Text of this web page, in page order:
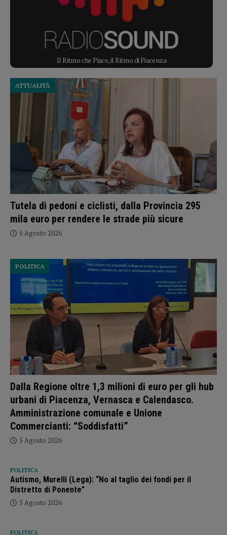
Il Ritmo che Piace, il Ritmo di Piacenza
Tutela di pedoni e ciclisti, dalla Provincia 295
mila euro per rendere le strade più sicure
ATTUALITÀ
5 Agosto 2026
Dalla Regione oltre 1,3 milioni di euro per gli hub
urbani di Piacenza, Vernasca e Calendasco.
Amministrazione comunale e Unione
Commercianti: “Soddisfatti”
POLITICA
5 Agosto 2026
POLITICA
Autismo, Murelli (Lega): “No al taglio dei fondi per il
Distretto di Ponente”
5 Agosto 2026
POLITICA